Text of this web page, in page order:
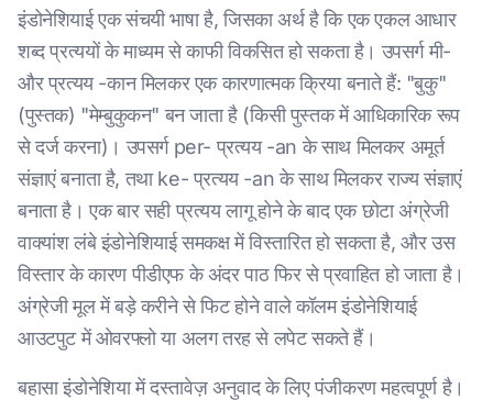
इंडोनेशियाई एक संचयी भाषा है, जिसका अर्थ है कि एक एकल आधार
शब्द प्रत्ययों के माध्यम से काफी विकसित हो सकता है। उपसर्ग मी-
और प्रत्यय -कान मिलकर एक कारणात्मक क्रिया बनाते हैं: "बुकु"
(पुस्तक) "मेम्बुकुकन" बन जाता है (किसी पुस्तक में आधिकारिक रूप
से दर्ज करना)। उपसर्ग per- प्रत्यय -an के साथ मिलकर अमूर्त
संज्ञाएं बनाता है, तथा ke- प्रत्यय -an के साथ मिलकर राज्य संज्ञाएं
बनाता है। एक बार सही प्रत्यय लागू होने के बाद एक छोटा अंग्रेजी
वाक्यांश लंबे इंडोनेशियाई समकक्ष में विस्तारित हो सकता है, और उस
विस्तार के कारण पीडीएफ के अंदर पाठ फिर से प्रवाहित हो जाता है।
अंग्रेजी मूल में बड़े करीने से फिट होने वाले कॉलम इंडोनेशियाई
आउटपुट में ओवरफ्लो या अलग तरह से लपेट सकते हैं।
बहासा इंडोनेशिया में दस्तावेज़ अनुवाद के लिए पंजीकरण महत्वपूर्ण है।